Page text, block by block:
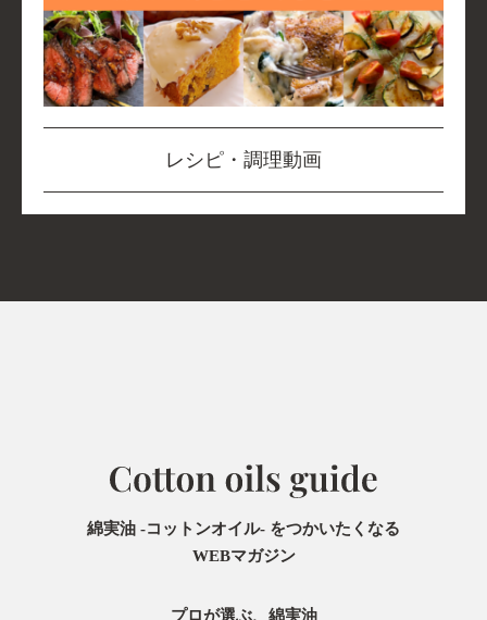
レシピ・調理動画
綿実油 -コットンオイル- をつかいたくなる
WEBマガジン
プロが選ぶ、綿実油